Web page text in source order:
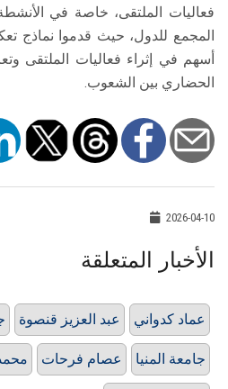
فعاليات الملتقى، خاصة في
المجمع للدول، حيث قدموا نماذج
أسهم في إثراء فعاليات الملتقى
الحضاري بين الشعوب.
2026-04-10
الأخبار المتعلقة
عبد العزيز قنصوة عماد كدواني
عصام فرحات جامعة المنيا